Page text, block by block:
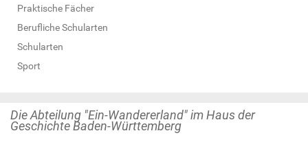
Praktische Fächer
Berufliche Schularten
Schularten
Sport
Die Abteilung "Ein-Wandererland" im Haus der
Geschichte Baden-Württemberg